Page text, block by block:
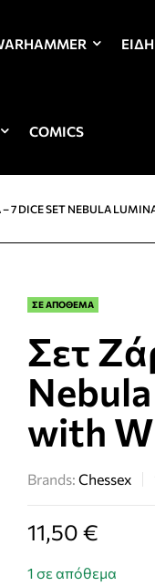
COMICS
7 DICE SET NEBULA
ΣΕ ΑΠΟΘΕΜΑ
Σετ
with
Brands: Chessex
11,50 €
1 σε απόθεμα